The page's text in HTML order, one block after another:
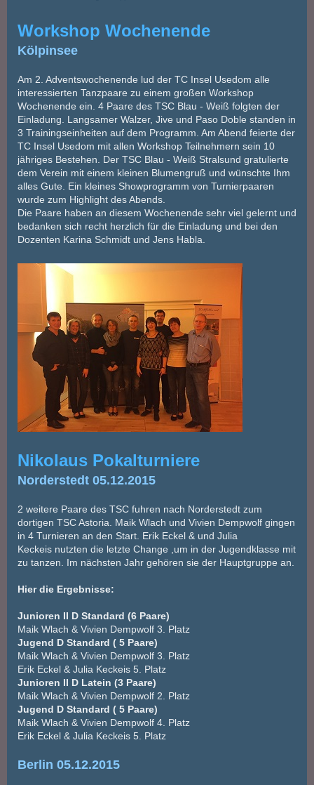
Workshop Wochenende
Kölpinsee
Am 2. Adventswochenende lud der TC Insel Usedom alle
interessierten Tanzpaare zu einem großen Workshop
Wochenende ein. 4 Paare des TSC Blau - Weiß folgten der
Einladung. Langsamer Walzer, Jive und Paso Doble standen in
3 Trainingseinheiten auf dem Programm. Am Abend feierte der
TC Insel Usedom mit allen Workshop Teilnehmern sein 10
jähriges Bestehen. Der TSC Blau - Weiß Stralsund gratulierte
dem Verein mit einem kleinen Blumengruß und wünschte Ihm
alles Gute. Ein kleines Showprogramm von Turnierpaaren
wurde zum Highlight des Abends.
Die Paare haben an diesem Wochenende sehr viel gelernt und
bedanken sich recht herzlich für die Einladung und bei den
Dozenten Karina Schmidt und Jens Habla.
Nikolaus Pokalturniere
Norderstedt 05.12.2015
2 weitere Paare des TSC fuhren nach Norderstedt zum
dortigen TSC Astoria. Maik Wlach und Vivien Dempwolf gingen
in 4 Turnieren an den Start. Erik Eckel & und Julia
Keckeis nutzten die letzte Change ,um in der Jugendklasse mit
zu tanzen. Im nächsten Jahr gehören sie der Hauptgruppe an.
Hier die Ergebnisse:
Junioren II D Standard (6 Paare)
Maik Wlach & Vivien Dempwolf 3. Platz
Jugend D Standard ( 5 Paare)
Maik Wlach & Vivien Dempwolf 3. Platz
Erik Eckel & Julia Keckeis 5. Platz
Junioren II D Latein (3 Paare)
Maik Wlach & Vivien Dempwolf 2. Platz
Jugend D Standard ( 5 Paare)
Maik Wlach & Vivien Dempwolf 4. Platz
Erik Eckel & Julia Keckeis 5. Platz
Berlin 05.12.2015